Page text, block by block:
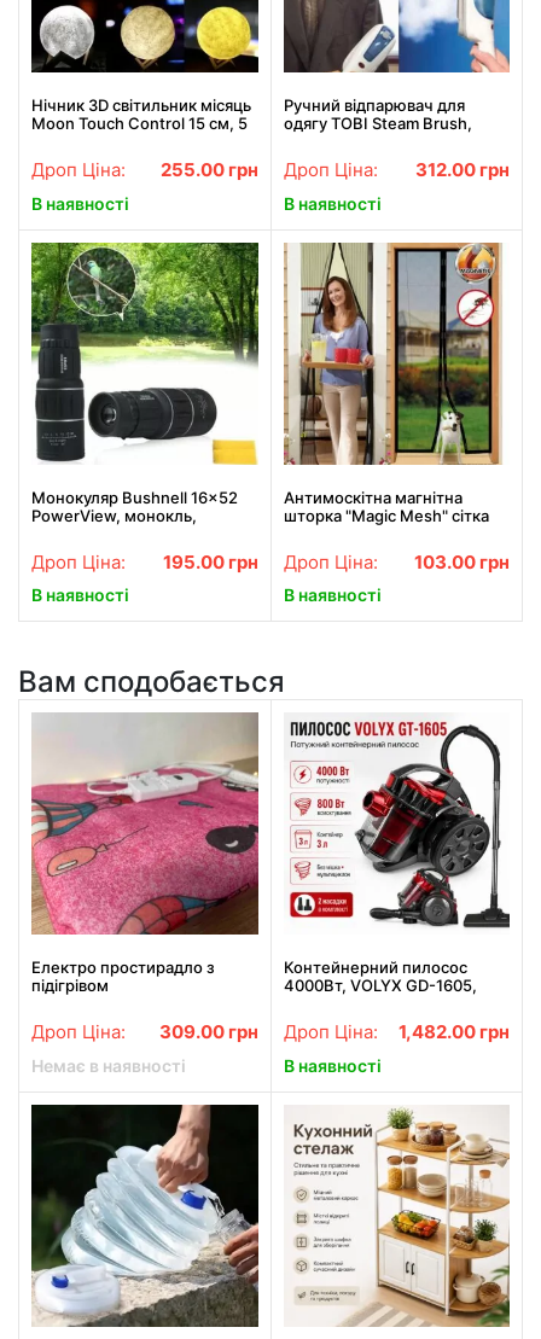
Нічник 3D світильник місяць
Moon Touch Control 15 см, 5
Дроп Ціна: 255.00 грн
В наявності
Ручний відпарювач для
одягу TOBI Steam Brush,
праска
Дроп Ціна: 312.00 грн
В наявності
Монокуляр Bushnell 16x52
PowerView, монокль,
чохлом
Дроп Ціна: 195.00 грн
В наявності
Антимоскітна магнітна
шторка "Magic Mesh" сітка
210х100
Дроп Ціна: 103.00 грн
В наявності
Вам сподобається
Електро простирадло з
підігрівом
однієї особи 150х70 см LUX,
Туреччина, клітинка
Дроп Ціна: 309.00 грн
Немає в наявності
Контейнерний пилосос
4000Вт, VOLYX GD-1605,
циклонний пилосос для
сухого прибирання
Дроп Ціна: 1,482.00 грн
В наявності